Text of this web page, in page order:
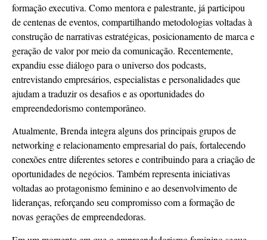
formação executiva. Como mentora e palestrante, já participou
de centenas de eventos, compartilhando metodologias voltadas à
construção de narrativas estratégicas, posicionamento de marca e
geração de valor por meio da comunicação. Recentemente,
expandiu esse diálogo para o universo dos podcasts,
entrevistando empresários, especialistas e personalidades que
ajudam a traduzir os desafios e as oportunidades do
empreendedorismo contemporâneo.
Atualmente, Brenda integra alguns dos principais grupos de
networking e relacionamento empresarial do país, fortalecendo
conexões entre diferentes setores e contribuindo para a criação de
oportunidades de negócios. Também representa iniciativas
voltadas ao protagonismo feminino e ao desenvolvimento de
lideranças, reforçando seu compromisso com a formação de
novas gerações de empreendedoras.